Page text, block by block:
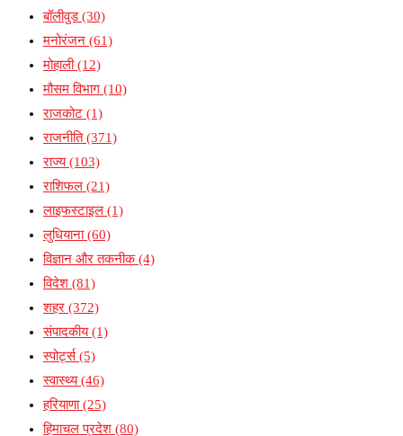
बॉलीवुड(30)
मनोरंजन (61)
मोहाली(12)
मौसम विभाग (10)
राजकोट (1)
राजनीति(371)
राज्य(103)
राशिफल (21)
लाइफस्टाइल (1)
लुधियाना(60)
विज्ञान और तकनीक(4)
विदेश (81)
शहर (372)
संपादकीय(1)
स्पोर्ट्स(5)
स्वास्थ्य(46)
हरियाणा(25)
हिमाचल प्रदेश (80)